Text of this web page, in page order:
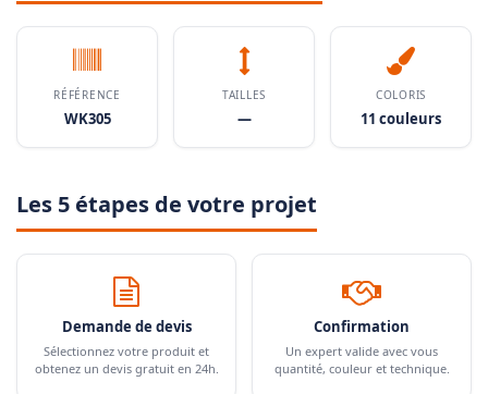
RÉFÉRENCE
WK305
TAILLES
—
COLORIS
11 couleurs
Les 5 étapes de votre projet
Demande de devis
Sélectionnez votre produit et
obtenez un devis gratuit en 24h.
Confirmation
Un expert valide avec vous
quantité, couleur et technique.